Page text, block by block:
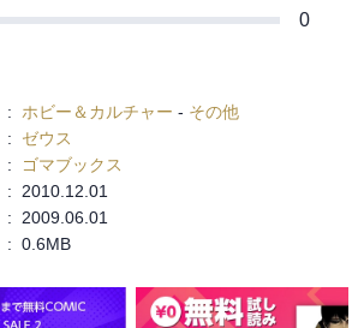
0
: ホビー＆カルチャー - その他
:
ゼウス
:
ゴマブックス
:
2010.12.01
:
2009.06.01
: 0.6MB